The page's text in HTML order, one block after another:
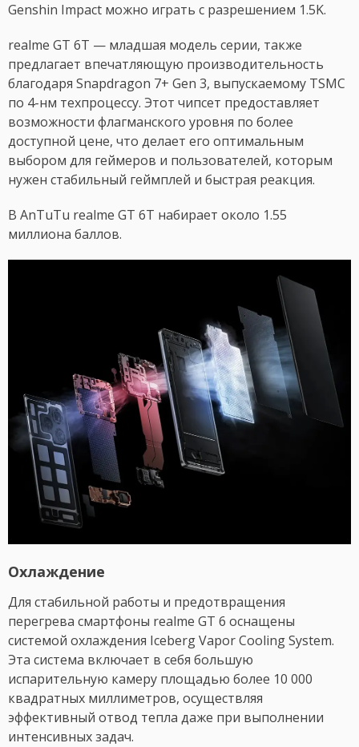
Genshin Impact можно играть с разрешением 1.5K.
realme GT 6T — младшая модель серии, также
предлагает впечатляющую производительность
благодаря Snapdragon 7+ Gen 3, выпускаемому TSMC
по 4-нм техпроцессу. Этот чипсет предоставляет
возможности флагманского уровня по более
доступной цене, что делает его оптимальным
выбором для геймеров и пользователей, которым
нужен стабильный геймплей и быстрая реакция.
В AnTuTu realme GT 6T набирает около 1.55
миллиона баллов.
Охлаждение
Для стабильной работы и предотвращения
перегрева смартфоны realme GT 6 оснащены
системой охлаждения Iceberg Vapor Cooling System.
Эта система включает в себя большую
испарительную камеру площадью более 10 000
квадратных миллиметров, осуществляя
эффективный отвод тепла даже при выполнении
интенсивных задач.